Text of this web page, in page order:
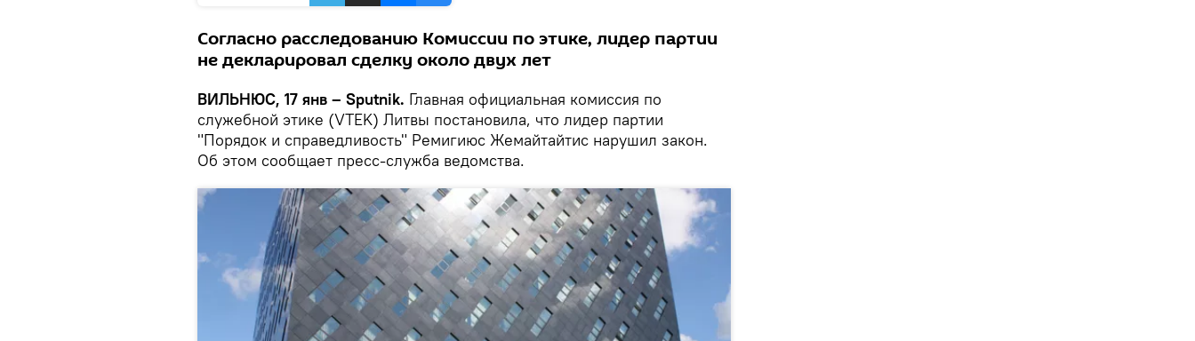
Согласно расследованию Комиссии по этике, лидер партии
не декларировал сделку около двух лет
ВИЛЬНЮС, 17 янв – Sputnik. Главная официальная комиссия по
служебной этике (VTEK) Литвы постановила, что лидер партии
"Порядок и справедливость" Ремигиюс Жемайтайтис нарушил закон.
Об этом сообщает пресс-служба ведомства.